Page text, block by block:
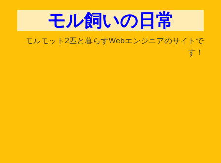
モル飼いの日常
モルモット2匹と暮らすWebエンジニアのサイトで
す！